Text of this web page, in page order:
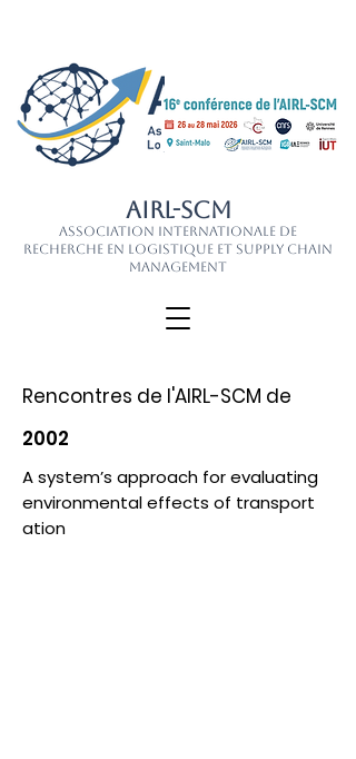
AIRL-SCM
Association Internationale de
Recherche en Logistique et Supply Chain
Management
Rencontres de l'AIRL-SCM de
2002
A system’s approach for evaluating
environmental effects of transport
ation